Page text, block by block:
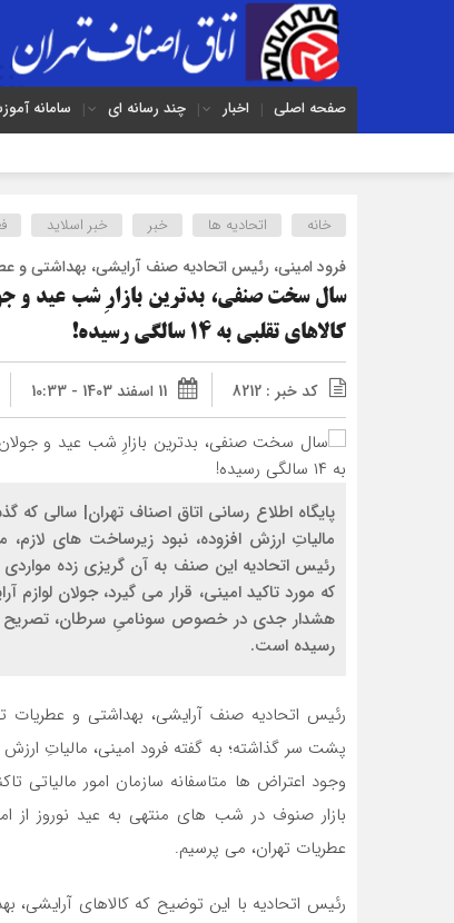
صفحه اصلی اخبار چند رسانه ای سامانه
خانه اتحادیه ها خبر خبر اسلايد
فرود امینی، رئیس اتحادیه صنف آرایشی، بهداشتی و
سال سخت صنفی، بدترین بازارِ شب عید و
کالاهای تقلبی به ۱۴ سالگی رسیده!
کد خبر : 8212 11 اسفند 1403 - 10:33
پایگاه اطلاع رسانی اتاق اصناف تهران| سالی
مالیاتِ ارزش افزوده، نبود زیرساخت های
رئیس اتحادیه این صنف به آن گریزی زده
که مورد تاکید امینی، قرار می گیرد، جولان
رسیده است.
رئیس اتحادیه صنف آرایشی، بهداشتی و
پشت سر گذاشته؛ به گفته فرود امینی، مالیاتِ
وجود اعتراض ها متاسفانه سازمان امور مالیاتی
بازار صنوف در شب های منتهی به عید نوروز
عطریات تهران، می پرسیم.
رئیس اتحادیه با این توضیح که کالاهای